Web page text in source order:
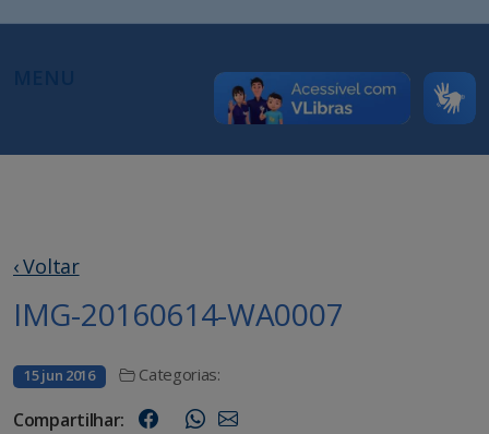
‹ Voltar
IMG-20160614-WA0007
15 jun 2016 Categorias:
Compartilhar: